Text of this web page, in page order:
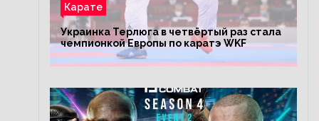
Карате
Украинка Терлюга в четвёртый раз стала
чемпионкой Европы по каратэ WKF